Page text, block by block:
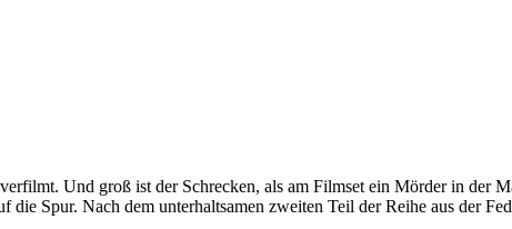
Und groß ist der Schrecken, als am Filmset ein Mörder in der
die Spur. Nach dem unterhaltsamen zweiten Teil der Reihe aus der